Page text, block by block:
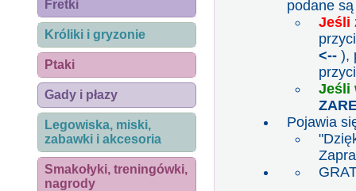
Fretki
Króliki i gryzonie
Ptaki
Gady i płazy
Legowiska, miski,
zabawki i akcesoria
Smakołyki, treningówki,
nagrody
podane
Jeśli
<--),
Jeśli
Pojawia